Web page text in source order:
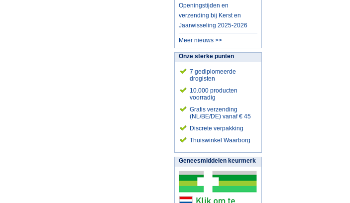
Openingstijden en
verzending bij Kerst en
Jaarwisseling 2025-2026
Meer nieuws >>
Onze sterke punten
7 gediplomeerde
drogisten
10.000 producten
voorradig
Gratis verzending
(NL/BE/DE) vanaf € 45
Discrete verpakking
Thuiswinkel Waarborg
Geneesmiddelen keurmerk